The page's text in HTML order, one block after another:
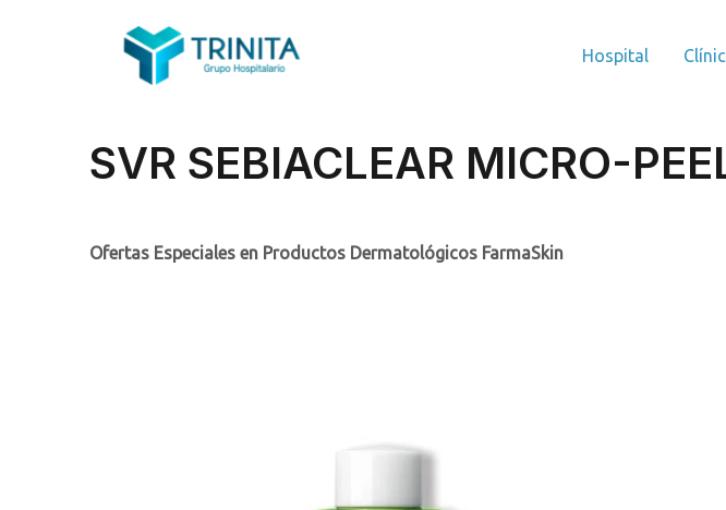
Hospital
SVR SEBIACLEAR MICRO-
Ofertas Especiales en Productos Dermatológicos FarmaSkin